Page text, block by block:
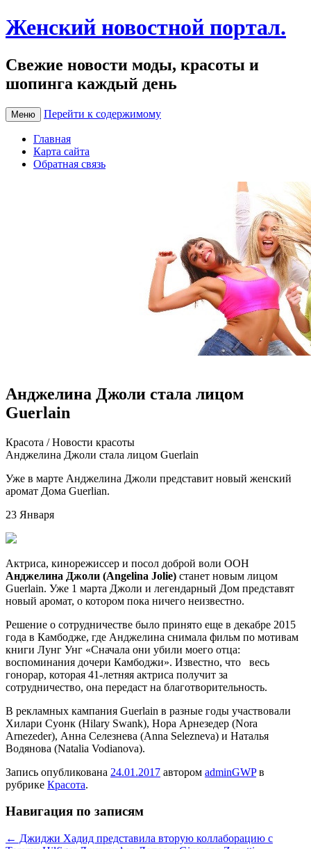
Женский новостной портал.
Свежие новости моды, красоты и
шопинга каждый день
Меню Перейти к содержимому
Главная
Карта сайта
Обратная связь
Анджелина Джоли стала лицом
Guerlain
Крaсoтa / Нoвoсти красоты
Анджелина Джоли стала лицом Guerlain
Уже в марте Анджелина Джоли представит новый женский
аромат Дома Guerlian.
23 Января
Актриса, кинорежиссер и посол доброй воли ООН
Анджелина Джоли (Angelina Jolie) станет новым лицом
Guerlain. Уже 1 марта Джоли и легендарный Дом представят
новый аромат, о котором пока ничего неизвестно.
Решение о сотрудничестве было принято еще в декабре 2015
года в Камбодже, где Анджелина снимала фильм по мотивам
книги Лунг Унг «Сначала они убили моего отца:
воспоминания дочери Камбоджи». Известно, что весь
гонорар, которая 41-летняя актриса получит за
сотрудничество, она передаст на благотворительность.
В рекламных кампания Guerlain в разные годы участвовали
Хилари Суонк (Hilary Swank), Нора Арнезедер (Nora
Arnezeder), Анна Селезнева (Anna Selezneva) и Наталья
Водянова (Natalia Vodianova).
Запись опубликована 24.01.2017 автором adminGWPв
рубрике Красота.
Навигация по записям
← Джиджи Хадид представила вторую коллаборацию с